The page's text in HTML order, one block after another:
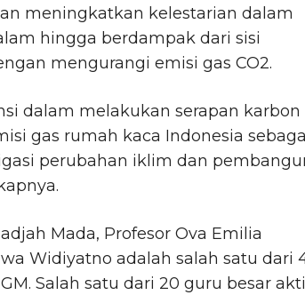
meningkatkan kelestarian dalam
hingga berdampak dari sisi
mengurangi emisi gas CO2.
dalam melakukan serapan karbon
gas rumah kaca Indonesia
perubahan iklim dan
Mada, Profesor Ova Emilia
Widiyatno adalah salah satu dari
Salah satu dari 20 guru besar